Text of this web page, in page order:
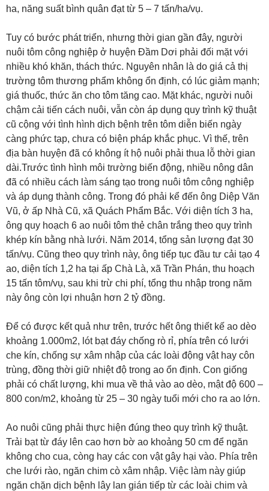
ha, năng suất bình quân đạt từ 5 – 7 tấn/ha/vụ.
Tuy có bước phát triển, nhưng thời gian gần đây, người
nuôi tôm công nghiệp ở huyện Ðầm Dơi phải đối mặt với
nhiều khó khăn, thách thức. Nguyên nhân là do giá cả thị
trường tôm thương phẩm không ổn định, có lúc giảm mạnh;
giá thuốc, thức ăn cho tôm tăng cao. Mặt khác, người nuôi
chậm cải tiến cách nuôi, vẫn còn áp dụng quy trình kỹ thuật
cũ cộng với tình hình dịch bệnh trên tôm diễn biến ngày
càng phức tạp, chưa có biện pháp khắc phục. Vì thế, trên
địa bàn huyện đã có không ít hộ nuôi phải thua lỗ thời gian
dài.Trước tình hình môi trường biến động, nhiều nông dân
đã có nhiều cách làm sáng tạo trong nuôi tôm công nghiệp
và áp dụng thành công. Trong đó phải kể đến ông Diệp Văn
Vũ, ở ấp Nhà Cũ, xã Quách Phẩm Bắc. Với diện tích 3 ha,
ông quy hoạch 6 ao nuôi tôm thẻ chân trắng theo quy trình
khép kín bằng nhà lưới. Năm 2014, tổng sản lượng đạt 30
tấn/vụ. Cũng theo quy trình này, ông tiếp tục đầu tư cải tạo 4
ao, diện tích 1,2 ha tại ấp Chà Là, xã Trần Phán, thu hoạch
15 tấn tôm/vụ, sau khi trừ chi phí, tổng thu nhập trong năm
này ông còn lợi nhuận hơn 2 tỷ đồng.
Ðể có được kết quả như trên, trước hết ông thiết kế ao dèo
khoảng 1.000m2, lót bạt đáy chống rò rỉ, phía trên có lưới
che kín, chống sự xâm nhập của các loài động vật hay côn
trùng, đồng thời giữ nhiệt độ trong ao ổn định. Con giống
phải có chất lượng, khi mua về thả vào ao dèo, mật độ 600 –
800 con/m2, khoảng từ 25 – 30 ngày tuổi mới cho ra ao lớn.
Ao nuôi cũng phải thực hiện đúng theo quy trình kỹ thuật.
Trải bạt từ đáy lên cao hơn bờ ao khoảng 50 cm để ngăn
không cho cua, còng hay các con vật gây hại vào. Phía trên
che lưới rào, ngăn chim cò xâm nhập. Việc làm này giúp
ngăn chặn dịch bệnh lây lan gián tiếp từ các loài chim và